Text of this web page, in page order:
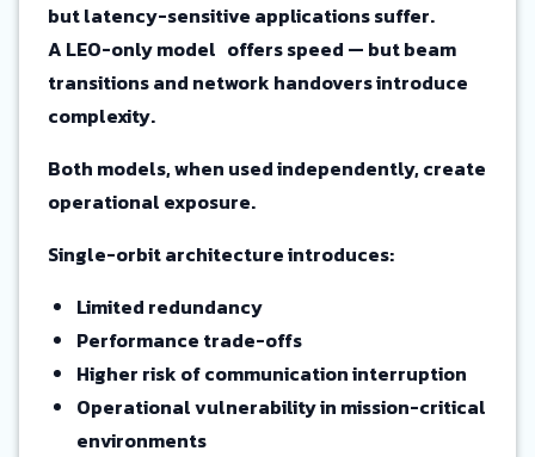
but latency-sensitive applications suffer.
A LEO-only model offers speed — but beam
transitions and network handovers introduce
complexity.
Both models, when used independently, create
operational exposure.
Single-orbit architecture introduces:
Limited redundancy
Performance trade-offs
Higher risk of communication interruption
Operational vulnerability in mission-critical
environments